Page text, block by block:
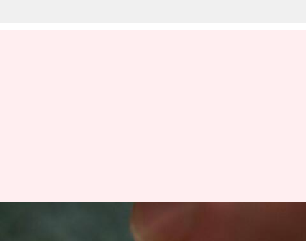
வாட்ஸ்அப் டெஸ்க்டாப்